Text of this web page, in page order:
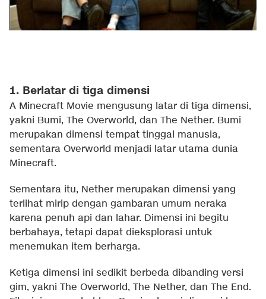
1. Berlatar di tiga dimensi
A Minecraft Movie mengusung latar di tiga dimensi,
yakni Bumi, The Overworld, dan The Nether. Bumi
merupakan dimensi tempat tinggal manusia,
sementara Overworld menjadi latar utama dunia
Minecraft.
Sementara itu, Nether merupakan dimensi yang
terlihat mirip dengan gambaran umum neraka
karena penuh api dan lahar. Dimensi ini begitu
berbahaya, tetapi dapat dieksplorasi untuk
menemukan item berharga.
Ketiga dimensi ini sedikit berbeda dibanding versi
gim, yakni The Overworld, The Nether, dan The End.